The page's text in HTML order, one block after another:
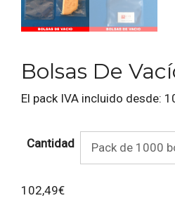
Bolsas De
El pack IVA incluido desde:
Cantidad
102,49€